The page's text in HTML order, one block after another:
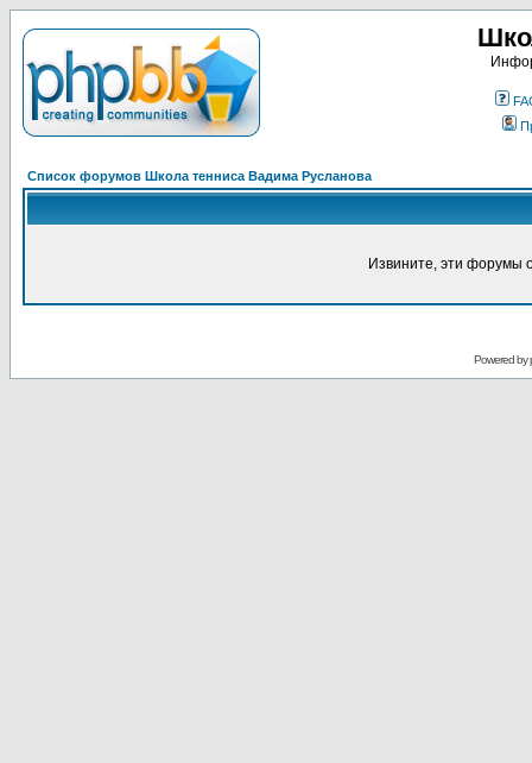
Список форумов Школа тенниса Вадима Русланова
Извините, эти форумы
Powered by